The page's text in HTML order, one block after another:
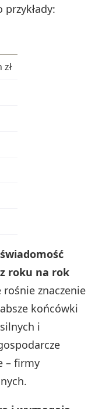
roku na rok
rośnie znaczenie
końcówki
i
– firmy